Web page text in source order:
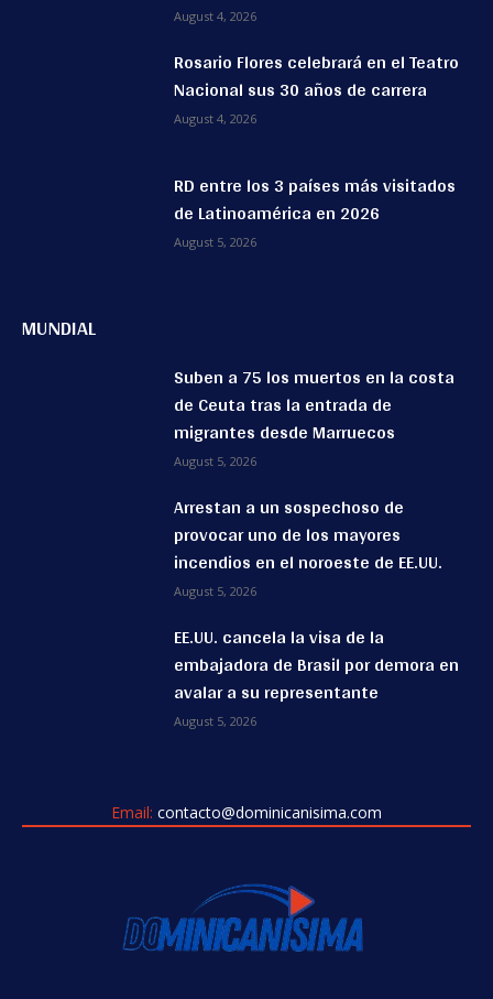
August 4, 2026
Rosario Flores celebrará en el Teatro
Nacional sus 30 años de carrera
August 4, 2026
RD entre los 3 países más visitados
de Latinoamérica en 2026
August 5, 2026
MUNDIAL
Suben a 75 los muertos en la costa
de Ceuta tras la entrada de
migrantes desde Marruecos
August 5, 2026
Arrestan a un sospechoso de
provocar uno de los mayores
incendios en el noroeste de EE.UU.
August 5, 2026
EE.UU. cancela la visa de la
embajadora de Brasil por demora en
avalar a su representante
August 5, 2026
Email: contacto@dominicanisima.com